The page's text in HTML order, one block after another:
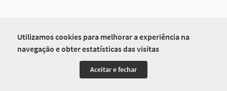
Utilizamos cookies para melhorar a experiência na
navegação e obter estatísticas das visitas
Aceitar e fechar